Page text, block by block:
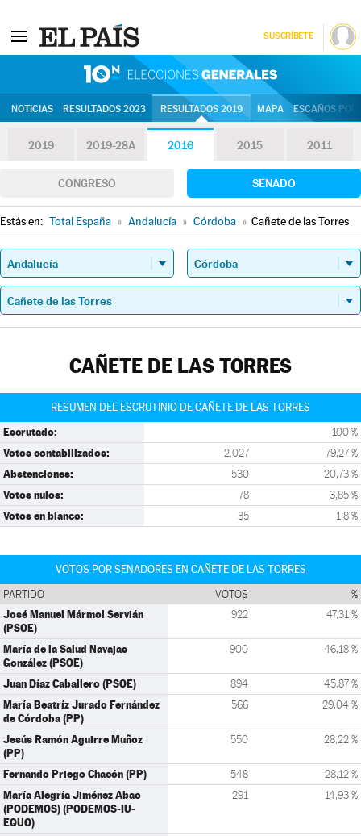
SUSCRÍBETE
NOTICIAS RESULTADOS 2023 RESULTADOS 2019 MAPA ESCAÑOS
2019 2019-28A 2016 2015 2011
CONGRESO SENADO
Estás en: Total España » Andalucía » Córdoba » Cañete de las Torres
CAÑETE DE LAS TORRES
RESUMEN DEL ESCRUTINIO DE CAÑETE DE LAS TORRES
Escrutado: 100 %
Votos contabilizados: 2.027 79,27 %
Abstenciones: 530 20,73 %
Votos nulos: 78 3,85 %
Votos en blanco: 35 1,8 %
VOTOS POR SENADORES EN CAÑETE DE LAS TORRES
PARTIDO VOTOS %
José Manuel Mármol Servián
(PSOE)
922 47,31 %
María de la Salud Navajas
González (PSOE)
900 46,18 %
Juan Díaz Caballero (PSOE) 894 45,87 %
María Beatríz Jurado Fernández
de Córdoba (PP)
566 29,04 %
Jesús Ramón Aguirre Muñoz
(PP)
550 28,22 %
Fernando Priego Chacón (PP) 548 28,12 %
María Alegría Jiménez Abao
(PODEMOS) (PODEMOS-IU-
EQUO)
291 14,93 %